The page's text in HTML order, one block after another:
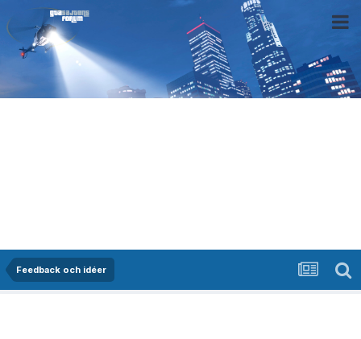
Feedback och idéer